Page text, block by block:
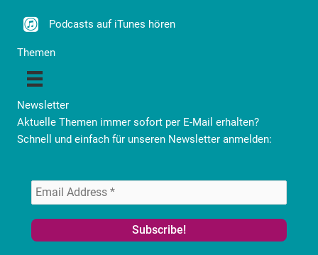
Podcasts auf iTunes hören
Themen
Newsletter
Aktuelle Themen immer sofort per E-Mail erhalten?
Schnell und einfach für unseren Newsletter anmelden: